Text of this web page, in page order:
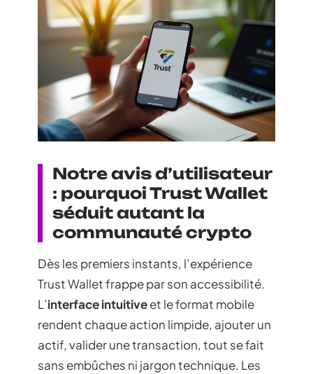
Notre avis d’utilisateur
: pourquoi Trust Wallet
séduit autant la
communauté crypto
Dès les premiers instants, l’expérience
Trust Wallet frappe par son accessibilité.
L’interface intuitiveet le format mobile
rendent chaque action limpide, ajouter un
actif, valider une transaction, tout se fait
sans embûches ni jargon technique. Les